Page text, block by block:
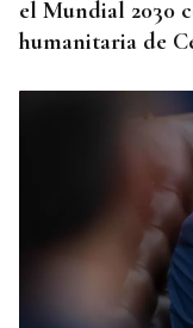
el Mundial 2030
humanitaria de